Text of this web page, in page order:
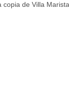
de Villa